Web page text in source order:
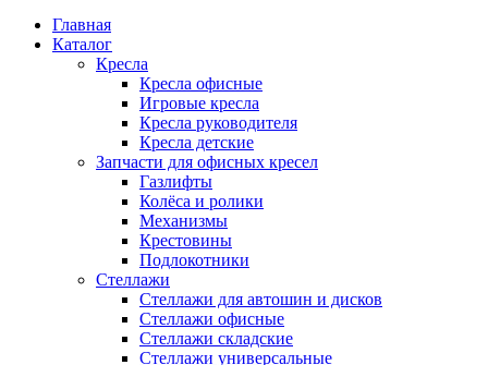
Главная
Каталог
Кресла
Кресла офисные
Игровые кресла
Кресла руководителя
Кресла детские
Запчасти для офисных кресел
Газлифты
Колёса и ролики
Механизмы
Крестовины
Подлокотники
Стеллажи
Стеллажи для автошин и дисков
Стеллажи офисные
Стеллажи складские
Стеллажи универсальные